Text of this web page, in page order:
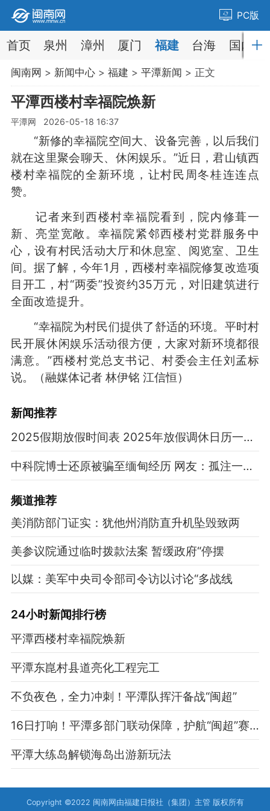
PC版
首页 泉州 漳州 厦门 福建 台海 国内
闽南网 > 新闻中心> 福建 > 平潭新闻 > 正文
平潭西楼村幸福院焕新
平潭网 2026-05-18 16:37
“新修的幸福院空间大、设备完善，以后我们
就在这里聚会聊天、休闲娱乐。”近日，君山镇西
楼村幸福院的全新环境，让村民周冬桂连连点
赞。
记者来到西楼村幸福院看到，院内修葺一
新、亮堂宽敞。幸福院紧邻西楼村党群服务中
心，设有村民活动大厅和休息室、阅览室、卫生
间。据了解，今年1月，西楼村幸福院修复改造项
目开工，村“两委”投资约35万元，对旧建筑进行
全面改造提升。
“幸福院为村民们提供了舒适的环境。平时村
民开展休闲娱乐活动很方便，大家对新环境都很
满意。”西楼村党总支书记、村委会主任刘孟标
说。（融媒体记者 林伊铭 江信恒）
新闻推荐
2025假期放假时间表 2025年放假调休日历一览表
中科院博士还原被骗至缅甸经历 网友：孤注一掷现实版
频道推荐
美消防部门证实：犹他州消防直升机坠毁致两
美参议院通过临时拨款法案 暂缓政府“停摆
以媒：美军中央司令部司令访以讨论“多战线
24小时新闻排行榜
平潭西楼村幸福院焕新
平潭东崑村县道亮化工程完工
不负夜色，全力冲刺！平潭队挥汗备战“闽超”
16日打响！平潭多部门联动保障，护航“闽超”赛事
平潭大练岛解锁海岛出游新玩法
Copyright ©2022 闽南网由福建日报社（集团）主管 版权所有